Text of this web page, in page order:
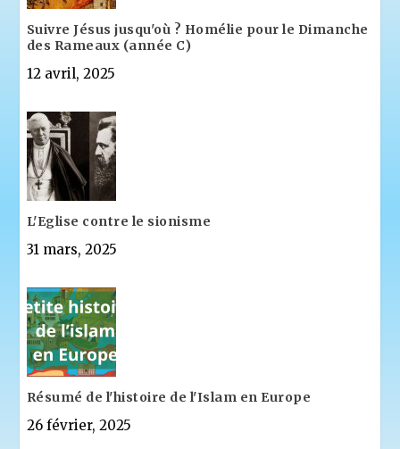
Suivre Jésus jusqu'où ? Homélie pour le Dimanche
des Rameaux (année C)
12 avril, 2025
L'Eglise contre le sionisme
31 mars, 2025
Résumé de l'histoire de l'Islam en Europe
26 février, 2025